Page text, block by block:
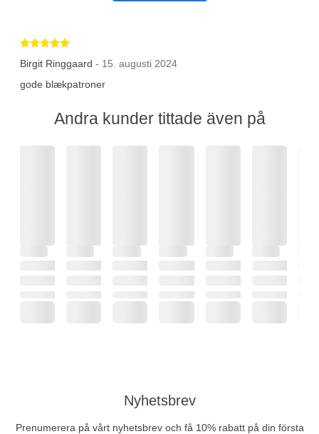
Betygsatt 5 av 5 stjärnor
Birgit Ringgaard - 15. augusti 2024
gode blækpatroner
Andra kunder tittade även på
Nyhetsbrev
Prenumerera på vårt nyhetsbrev och få 10% rabatt på din första